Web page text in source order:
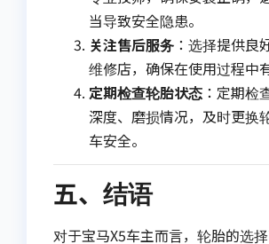
当导致安全隐患。
关注售后服务 ：选择提供良
维修店，确保在使用过程中
定期检查轮胎状态 ：定期检
深度、磨损情况，及时更换
车安全。
五、结语
对于宝马X5车主而言，轮胎的选